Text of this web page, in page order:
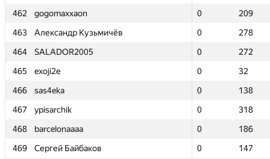
462
gogomaxxaon 0
209
463
Александр Кузьмичёв 0
278
464
SALADOR2005 0
272
465
exoji2e 0
32
466
sas4eka 0
138
467
ypisarchik 0
318
468
barcelonaaaa 0
186
469
Сергей Байбаков 0
147
462
gogomaxxaon 0
209
463
Александр Кузьмичёв 0
278
464
SALADOR2005 0
272
465
exoji2e 0
32
466
sas4eka 0
138
467
ypisarchik 0
318
468
barcelonaaaa 0
186
469
Сергей Байбаков 0
147